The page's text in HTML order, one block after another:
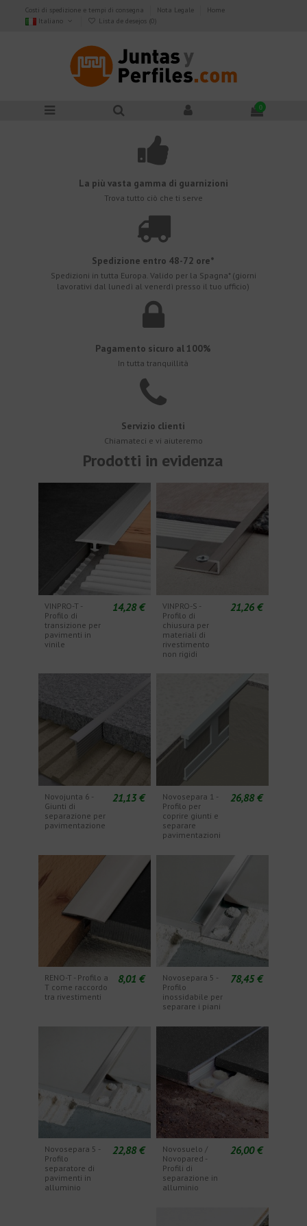
Costi di spedizione e tempi di consegna Nota Legale
Home
Italiano
Lista de desejos (0)
0
La più vasta gamma di guarnizioni
Trova tutto ciò che ti serve
Spedizione entro 48-72 ore*
Spedizioni in tutta Europa. Valido per la Spagna* (giorni
lavorativi dal lunedì al venerdì presso il tuo ufficio)
Pagamento sicuro al 100%
In tutta tranquillità
Servizio clienti
Chiamateci e vi aiuteremo
Prodotti in evidenza
VINPRO-T -
Profilo di
transizione per
pavimenti in
vinile
14,28 €
VINPRO-S -
Profilo di
chiusura per
materiali di
rivestimento
non rigidi
21,26 €
Novojunta 6 -
Giunti di
separazione per
pavimentazione
21,13 €
Novosepara 1 -
Profilo per
coprire giunti e
separare
pavimentazioni
26,88 €
RENO-T - Profilo a
T come raccordo
tra rivestimenti
8,01 €
Novosepara 5 -
Profilo
inossidabile per
separare i piani
78,45 €
Novosepara 5 -
Profilo
separatore di
pavimenti in
alluminio
22,88 €
Novosuelo /
Novopared -
Profili di
separazione in
alluminio
26,00 €